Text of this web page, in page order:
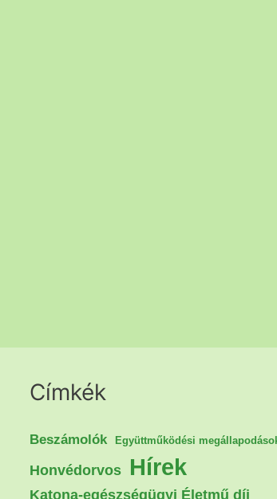
Címkék
Beszámolók Együttműködési
Honvédorvos Hírek
Katona-egészségügyi Életmű díj